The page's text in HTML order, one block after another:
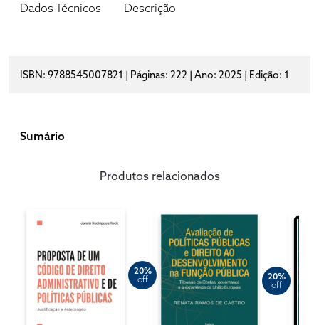
Dados Técnicos Descrição
ISBN: 9788545007821 | Páginas: 222 | Ano: 2025 | Edição: 1
Sumário
Produtos relacionados
20%
off
20%
off